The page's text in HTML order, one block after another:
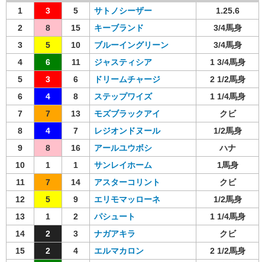
1 3 5 サトノシーザー
1.25.6
2
8 15 キーブランド
3/4馬身
3
5 10 ブルーイングリーン
3/4馬身
4
6 11 ジャスティシア
1 3/4馬身
5
3 6 ドリームチャージ
2 1/2馬身
6
4 8 ステップワイズ
1 1/4馬身
7
7 13 モズブラックアイ
クビ
8
4 7 レジオンドヌール
1/2馬身
9
8 16 アールユウボシ
ハナ
10
1 1 サンレイホーム
1馬身
11
7 14 アスターコリント
クビ
12
5 9 エリモマッローネ
1/2馬身
13
1 2 パシュート
1 1/4馬身
14
2 3 ナガアキラ
クビ
15
2 4 エルマカロン
2 1/2馬身